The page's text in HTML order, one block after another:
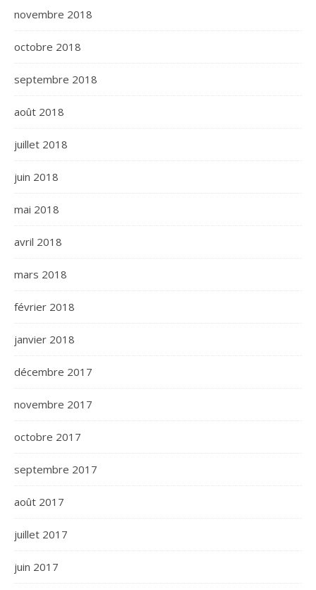
novembre 2018
octobre 2018
septembre 2018
août 2018
juillet 2018
juin 2018
mai 2018
avril 2018
mars 2018
février 2018
janvier 2018
décembre 2017
novembre 2017
octobre 2017
septembre 2017
août 2017
juillet 2017
juin 2017